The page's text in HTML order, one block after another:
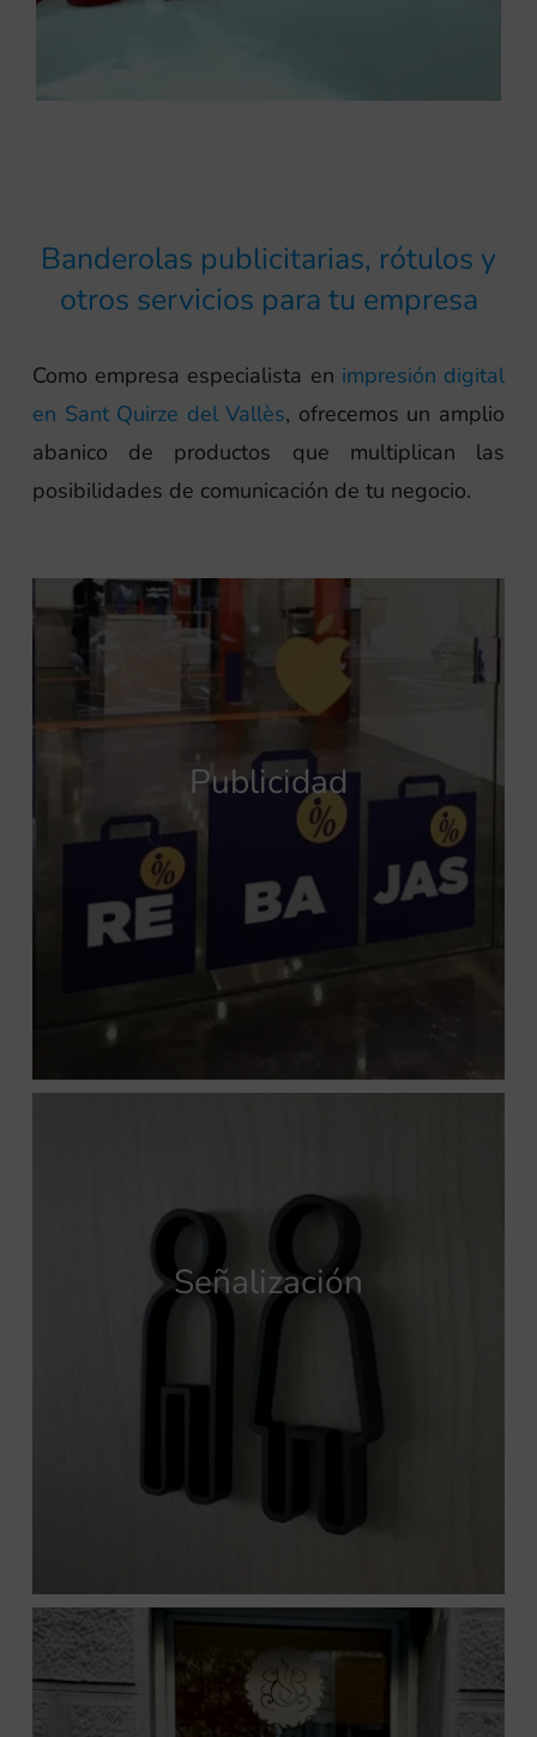
Banderolas publicitarias, rótulos y
otros servicios para tu empresa
Como empresa especialista en impresión digital
en Sant Quirze del Vallès, ofrecemos un amplio
abanico de productos que multiplican las
posibilidades de comunicación de tu negocio.
Publicidad
Señalización